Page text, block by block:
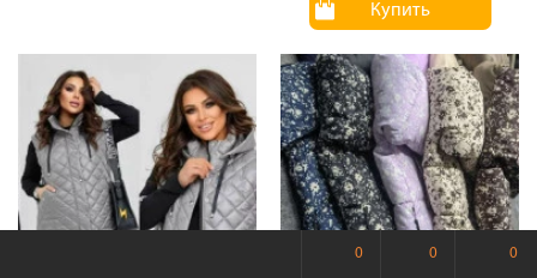
Купить
0 0 0